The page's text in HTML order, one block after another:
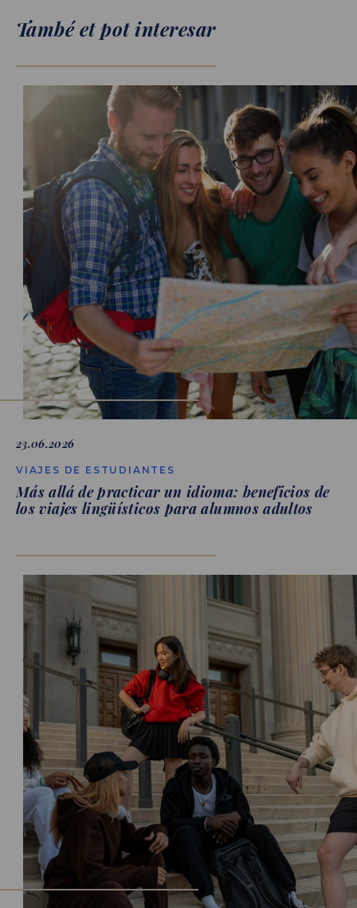
També et pot interesar
23.06.2026
VIAJES DE ESTUDIANTES
Más allá de practicar un idioma: beneficios de
los viajes lingüísticos para alumnos adultos